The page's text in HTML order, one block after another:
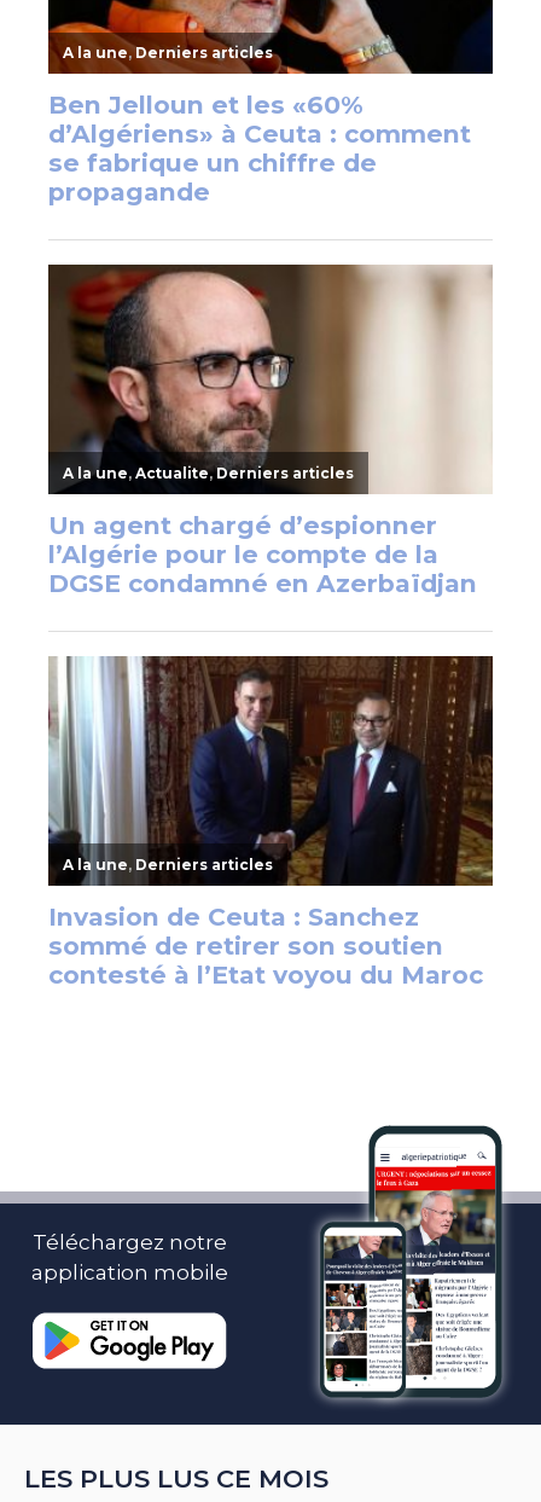
Téléchargez notre
application mobile
LES PLUS LUS CE MOIS